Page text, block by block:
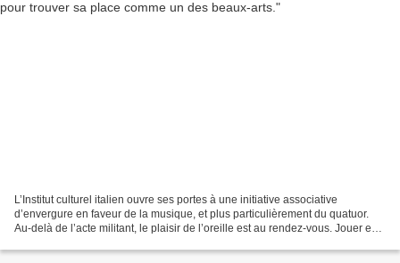
L’Institut culturel italien ouvre ses portes à une initiative associative
d’envergure en faveur de la musique, et plus particulièrement du quatuor.
Au-delà de l’acte militant, le plaisir de l’oreille est au rendez-vous. Jouer en